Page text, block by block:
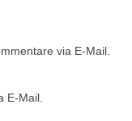
via E-Mail.
E-Mail.